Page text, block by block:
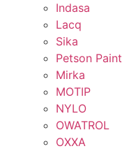
Indasa
Lacq
Sika
Petson Paint
Mirka
MOTIP
NYLO
OWATROL
OXXA